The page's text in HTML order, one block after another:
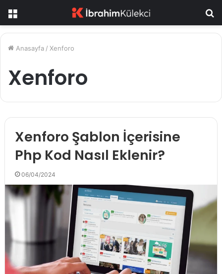
Menü
Anasayfa / Xenforo
Xenforo
Xenforo Şablon İçerisine
Php Kod Nasıl Eklenir?
06/04/2024